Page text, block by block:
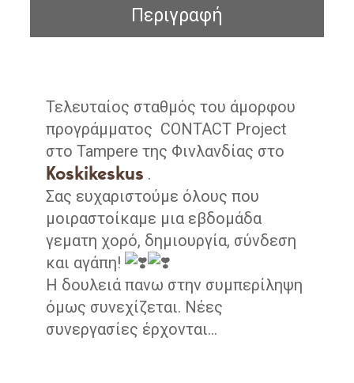
Περιγραφή
Τελευταίος σταθμός του άμορφου
προγράμματος CONTACT Project
στο Tampere της Φινλανδίας στο
Koskikeskus .
Σας ευχαριστούμε όλους που
μοιραστοίκαμε μια εβδομάδα
γεματη χορό, δημιουργία, σύνδεση
και αγάπη!
Η δουλειά πανω στην συμπερίληψη
όμως συνεχίζεται. Νέες
συνεργασίες έρχονται…